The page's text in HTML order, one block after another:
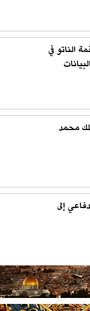
الناتو في
محمد
إلى